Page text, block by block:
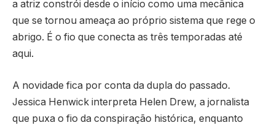
a atriz constrói desde o início como uma mecânica
que se tornou ameaça ao próprio sistema que rege o
abrigo. É o fio que conecta as três temporadas até
aqui.
A novidade fica por conta da dupla do passado.
Jessica Henwick interpreta Helen Drew, a jornalista
que puxa o fio da conspiração histórica, enquanto